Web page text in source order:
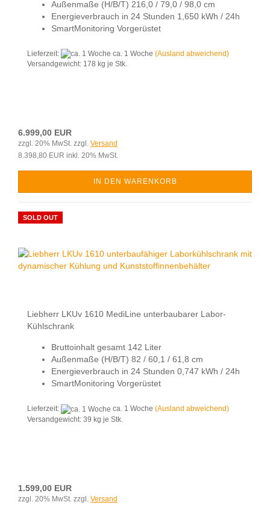
Außenmaße (H/B/T) 216,0 / 79,0 / 98,0 cm
Energieverbrauch in 24 Stunden 1,650 kWh / 24h
SmartMonitoring Vorgerüstet
Lieferzeit: ca. 1 Woche (Ausland abweichend)
Versandgewicht: 178 kg je Stk.
6.999,00 EUR
zzgl. 20% MwSt. zzgl. Versand
8.398,80 EUR inkl. 20% MwSt.
IN DEN WARENKORB
SOLD OUT
Liebherr LKUv 1610 MediLine unterbaubarer Labor-
Kühlschrank
Bruttoinhalt gesamt 142 Liter
Außenmaße (H/B/T) 82 / 60,1 / 61,8 cm
Energieverbrauch in 24 Stunden 0,747 kWh / 24h
SmartMonitoring Vorgerüstet
Lieferzeit: ca. 1 Woche (Ausland abweichend)
Versandgewicht: 39 kg je Stk.
1.599,00 EUR
zzgl. 20% MwSt. zzgl. Versand